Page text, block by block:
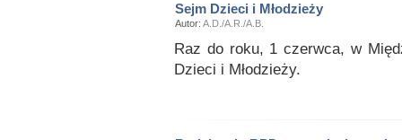
Sejm Dzieci i Młodzieży
Autor: A.D./A.R./A.B.
Raz do roku, 1 czerwca, w
Dzieci i Młodzieży.